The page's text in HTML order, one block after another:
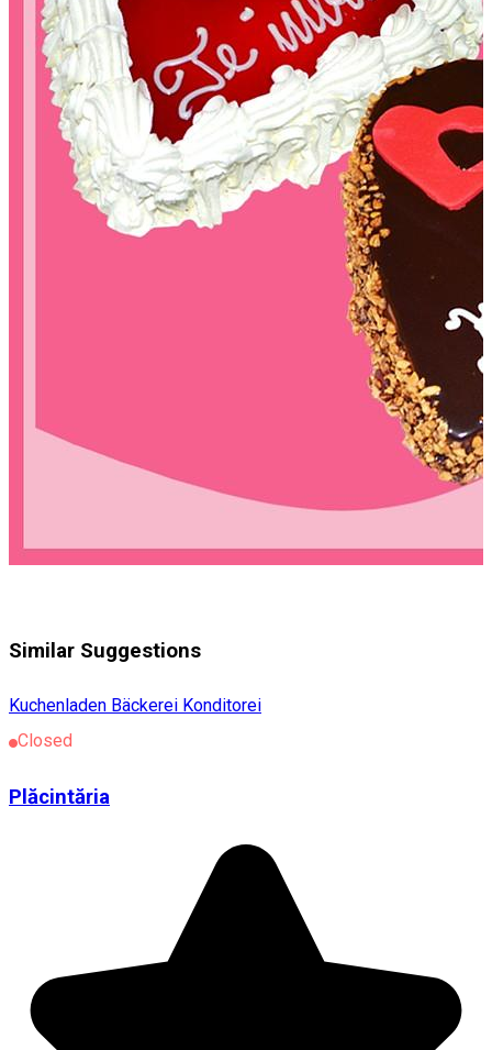
Similar Suggestions
Kuchenladen Bäckerei Konditorei
Closed
Plăcintăria